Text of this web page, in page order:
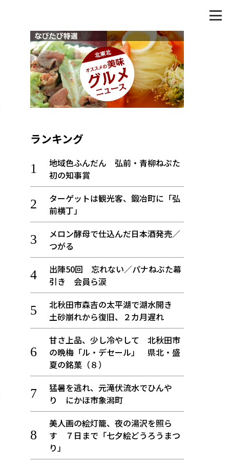
ランキング
地域色ふんだん 弘前・青柳ねぷた
初の知事賞
ターゲットは観光客、鍛冶町に「弘
前横丁」
メロン酵母で仕込んだ日本酒発売／
つがる
出陣50回 忘れない／パナねぶた幕
引き 会員ら涙
北秋田市森吉の太平湖で湖水開き
土砂崩れから復旧、２カ月遅れ
甘さ上品、少し冷やして 北秋田市
の晩梅「ル・デセール」 県北・盛
夏の銘菓（８）
猛暑を逃れ、元滝伏流水でひんや
り にかほ市象潟町
美人画の絵灯籠、夜の湯沢を照ら
す ７日まで「七夕絵どうろうまつ
り」